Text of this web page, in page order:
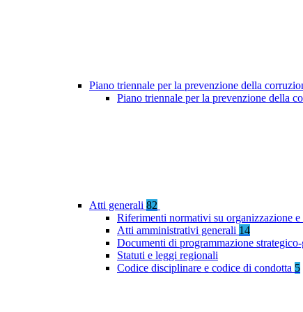
Piano triennale per la prevenzione della
Piano triennale per la prevenzione della
Atti generali 82
Riferimenti normativi su organizzazione e
Atti amministrativi generali 14
Documenti di programmazione
Statuti e leggi regionali
Codice disciplinare e codice di condotta 5